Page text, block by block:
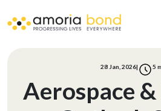
28 Jan, 2026| 5
Aerospace